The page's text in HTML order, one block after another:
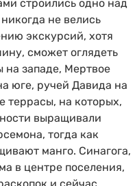
строились одно над
не велись
экскурсий, хотя
сможет оглядеть
на западе, Мертвое
юге, ручей Давида на
террасы, на которых,
выращивали
тогда как
манго. Синагога,
в центре поселения,